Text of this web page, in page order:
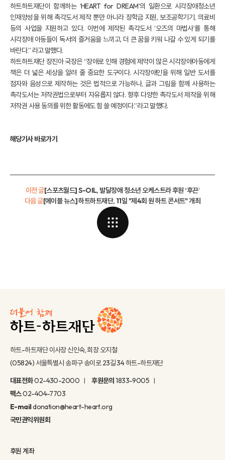
하트하트재단이 함께하는 ‘HEART for DREAM’의 일환으로 시각장애청소년
인재양성을 위해 촉각도서 제작 뿐만 아니라 장학금 지원, 보조공학기기, 의료비
등의 사업을 지원하고 있다. 이번에 제작된 촉각도서 ‘오즈의 마법사’를 통해
시각장애 아동들이 독서의 즐거움을 느끼고, 더 큰 꿈을 키워 나갈 수 있게 되기를
바란다.” 라고 말했다.
하트하트재단 장진아 국장은 “장애로 인해 경험에 제약이 많은 시각장애아동에게
책은 더 넓은 세상을 알려 줄 중요한 도구이다. 시각장애인을 위해 일반 도서를
점자와 음성으로 제작하는 것은 법적으로 가능하나, 글과 그림을 함께 사용하는
촉각도서는 저작권법으로부터 자유롭지 않다. 향후 다양한 촉각도서 제작을 위해
저작권 사용 동의를 위한 활동에도 힘 쓸 예정이다.”라고 말했다.
해당기사 바로가기
이전 글[스포츠월드] S-OIL, 발달장애 청소년 오케스트라 후원 ‘후끈’
[에이블 뉴스] 하트하트재단, 11일 "제4회 원 하트 콘서트" 개최
다음 글
하트-하트재단 이사장 신인숙, 회장 오지철
(05824) 서울특별시 송파구 송이로 23길 34 하트-하트재단
대표전화02-430-2000 후원문의1833-9005
팩스02-404-7703
E-maildonation@heart-heart.org
국민권익위원회
후원 계좌